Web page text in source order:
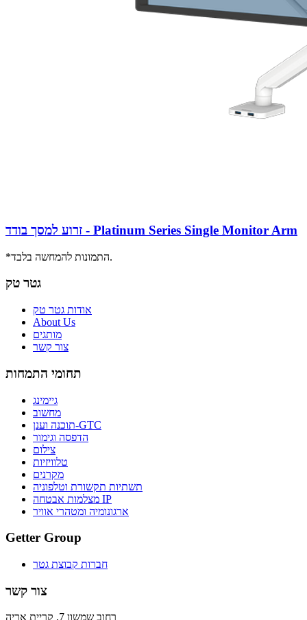
זרוע למסך בודד - Platinum Series Single Monitor Arm
*התמונות להמחשה בלבד.
גטר טק
אודות גטר טק
About Us
מותגים
צור קשר
תחומי התמחות
גיימינג
מחשוב
תוכנה וענן-GTC
הדפסה וגימור
צילום
טלוויזיות
מקרנים
תשתיות תקשורת וטלפוניה
מצלמות אבטחה IP
ארגונומיה ומטהרי אוויר
Getter Group
חברות קבוצת גטר
צור קשר
רחוב שמשון 7, קריית אריה